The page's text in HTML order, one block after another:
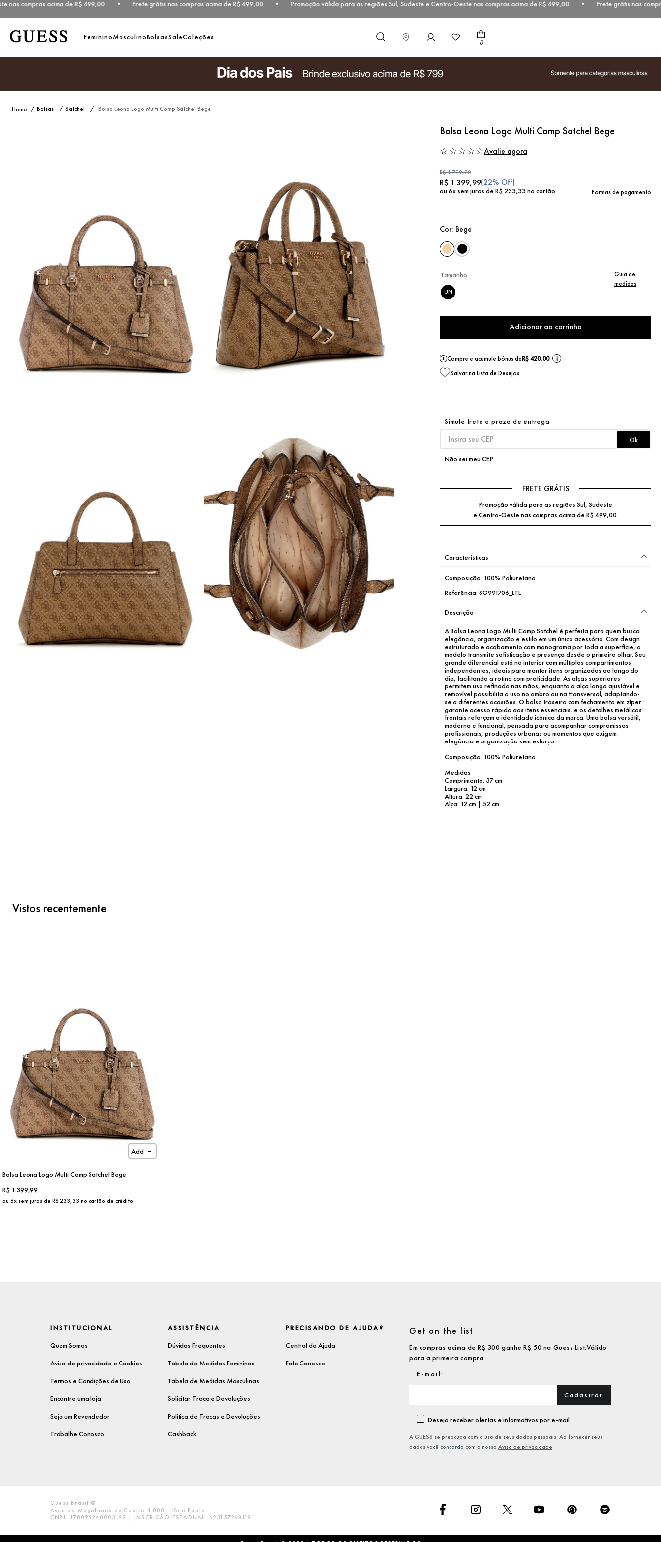
compras acima de R$ 499,00 • Frete grátis nas compras acima de R$ 499,00 • Promoção válida para as regiões Sul, Sudeste e Centro-Oeste nas compras acima de R$ 499,00 • Frete grátis nas
FemininoMasculinoBolsasSaleColeções O que você procura?
0
Bolsas Satchel Bolsa Leona Logo Multi Comp Satchel Bege
Bolsa Leona Logo Multi Comp Satchel Bege
☆☆☆☆☆Avalie agora
R$1.799,90
R$ 1.399,99(22% Off)
ou6x sem juros de R$ 233,33 no cartão Formas de pagamento
Cor: Bege
Tamanho
UN
Guia de
medidas
Adicionar ao carrinho
Compre e acumule bônus deR$ 420,00 i
Não sei meu CEP
FRETE GRÁTIS
Promoção válida para as regiões Sul, Sudeste
e Centro-Oeste nas compras acima de R$ 499,00.
Características
Composição: 100% Poliuretano
Referência: SG991706_LTL
Descrição
A Bolsa Leona Logo Multi Comp Satchel é perfeita para quem busca
elegância, organização e estilo em um único acessório. Com design
estruturado e acabamento com monograma por toda a superfície, o
modelo transmite sofisticação e presença desde o primeiro olhar. Seu
grande diferencial está no interior com múltiplos compartimentos
independentes, ideais para manter itens organizados ao longo do
dia, facilitando a rotina com praticidade. As alças superiores
permitem uso refinado nas mãos, enquanto a alça longa ajustável e
removível possibilita o uso no ombro ou na transversal, adaptando-
se a diferentes ocasiões. O bolso traseiro com fechamento em zíper
garante acesso rápido aos itens essenciais, e os detalhes metálicos
frontais reforçam a identidade icônica da marca. Uma bolsa versátil,
moderna e funcional, pensada para acompanhar compromissos
profissionais, produções urbanas ou momentos que exigem
elegância e organização sem esforço.
Composição: 100% Poliuretano
Medidas
Comprimento: 37 cm
Largura: 12 cm
Altura: 22 cm
Alça: 12 cm | 52 cm
Vistos recentemente
Add
Bolsa Leona Logo Multi Comp Satchel Bege
R$ 1.399,99
ou 6x sem juros de R$ 233,33 no cartão de crédito
INSTITUCIONAL
Quem Somos
Aviso de privacidade e Cookies
Termos e Condições de Uso
Encontre uma loja
Seja um Revendedor
Trabalhe Conosco
ASSISTÊNCIA
Dúvidas Frequentes
Tabela de Medidas Femininos
Tabela de Medidas Masculinas
Solicitar Troca e Devoluções
Política de Trocas e Devoluções
Cashback
PRECISANDO DE AJUDA?
Central de Ajuda
Fale Conosco
Get on the list
Em compras acima de R$ 300 ganhe R$ 50 na Guess List.Válido
para a primeira compra.
Cadastrar
Desejo receber ofertas e informativos por e-mail
A GUESS se preocupa com o uso de seus dados pessoais. Ao fornecer seus
dados você concorda com a nossa Aviso de privacidade
Guess Brasil ©
Avenida Magalhães de Castro 4.800 – São Paulo
CNPJ: 178095240003-92 | INSCRIÇÃO ESTADUAL: 623157268119